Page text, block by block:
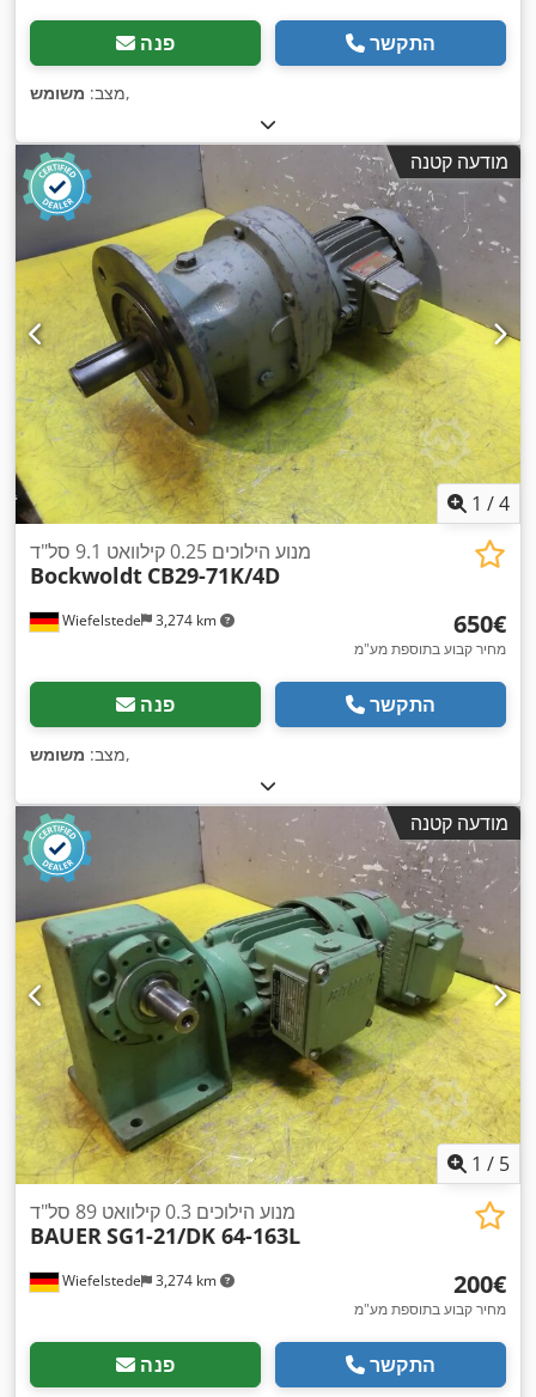
פנה התקשר
מצב: משומש ,
מודעה קטנה
1 /4
Wiefelstede 3,274 km
מנוע הילוכים 0.25 קילוואט 9.1 סל"ד
Bockwoldt CB29-71K/4D
‏650 ‏€
מחיר קבוע בתוספת מע"מ
פנה התקשר
מצב: משומש ,
מודעה קטנה
1 / 5
Wiefelstede 3,274 km
מנוע הילוכים 0.3 קילוואט 89 סל"ד
BAUERSG1-21/DK 64-163L
‏200 ‏€
מחיר קבוע בתוספת מע"מ
פנה התקשר